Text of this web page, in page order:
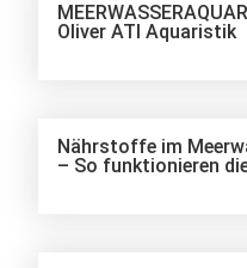
Oliver ATI Aquaristik
Nährstoffe im
– So funktionieren